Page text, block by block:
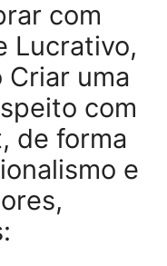
com
Lucrativo,
Criar uma
com
de forma
e